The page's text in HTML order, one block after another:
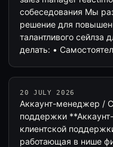
собеседования Мы
решение для
талантливого cейлза
делать: •
20 JULY 2026
Аккаунт-менеджер /
поддержки
клиентской
работающая в нише